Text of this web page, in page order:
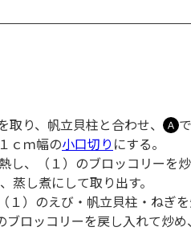
り、帆立貝柱と合わせ、 Ａ
ｃｍ幅の小口切り にする。
し、（１）のブロッコリーを
蒸し煮にして取り出す。
１）のえび・帆立貝柱・ねぎ
ブロッコリーを戻し入れて炒め